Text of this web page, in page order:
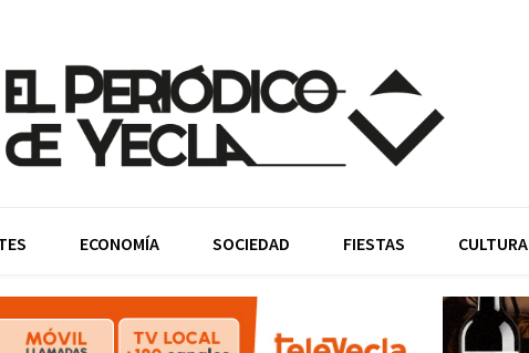
ECONOMÍA SOCIEDAD FIESTAS CULTURA